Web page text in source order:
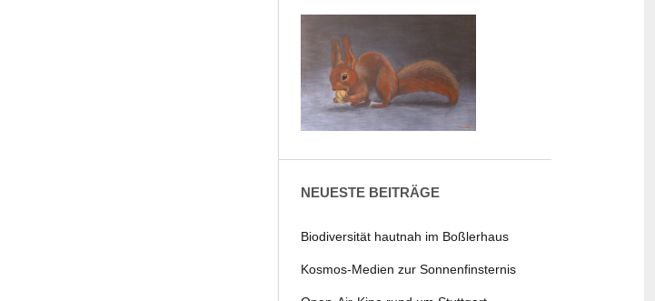
NEUESTE BEITRÄGE
Biodiversität hautnah im Boßlerhaus
Kosmos-Medien zur Sonnenfinsternis